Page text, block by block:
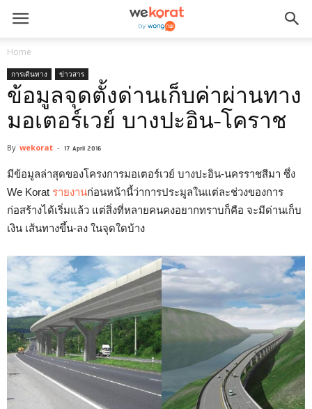
Home
การเดินทาง ข่าวสาร
ข้อมูลจุดตั้งด่านเก็บค่าผ่านทาง
มอเตอร์เวย์ บางปะอิน-โคราช
By wekorat - 17 April 2016
มีข้อมูลล่าสุดของโครงการมอเตอร์เวย์ บางปะอิน-นครราชสีมา ซึ่ง
We Korat รายงานก่อนหน้านี้ว่าการประมูลในแต่ละช่วงของการ
ก่อสร้างได้เริ่มแล้ว แต่สิ่งที่หลายคนคงอยากทราบก็คือ จะมีด่านเก็บ
เงิน เส้นทางขึ้น-ลง ในจุดใดบ้าง